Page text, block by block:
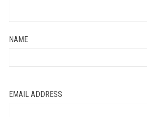
NAME
EMAIL ADDRESS